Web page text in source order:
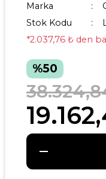
Marka
Stok Kodu
*2.037,76 ₺ den
%50